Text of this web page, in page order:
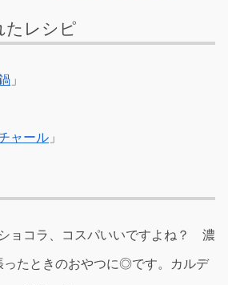
たレシピ
」
ャール 」
ョコラ、コスパいいですよね？ 濃
たときのおやつに◎です。カルデ